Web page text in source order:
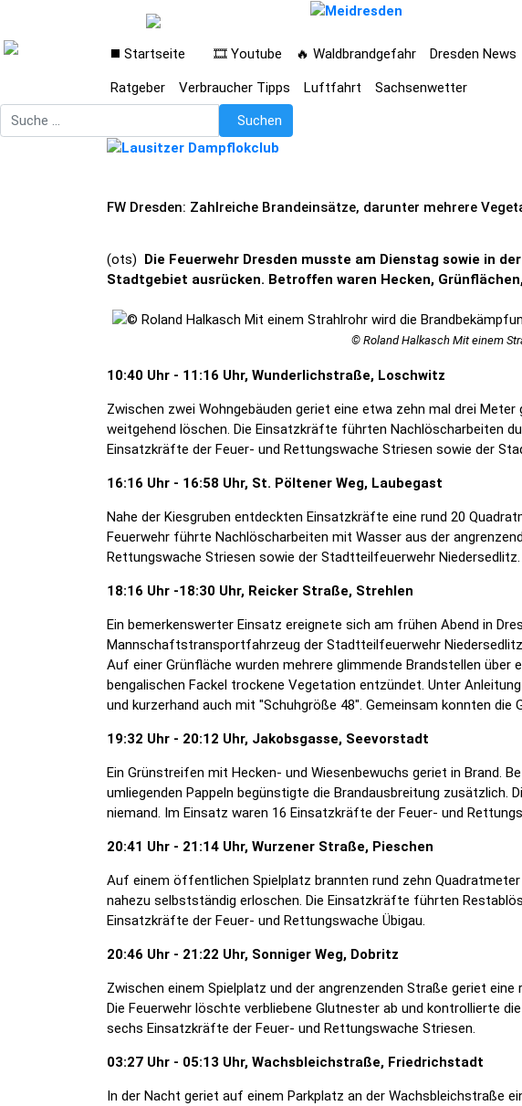
◼️ Startseite 🎞️ Youtube 🔥 Waldbrandgefahr Dresden News
Ratgeber Verbraucher Tipps Luftfahrt
Sachsenwetter
Suchen
Suchen
FW Dresden: Zahlreiche Brandeinsätze, darunter mehrere
(ots) Die Feuerwehr Dresden musste am Dienstag sowie in
Stadtgebiet ausrücken. Betroffen waren Hecken,
© Roland Halkasch Mit einem
10:40 Uhr - 11:16 Uhr, Wunderlichstraße, Loschwitz
Zwischen zwei Wohngebäuden geriet eine etwa zehn mal drei
weitgehend löschen. Die Einsatzkräfte führten Nachlöscharbeiten
Einsatzkräfte der Feuer- und Rettungswache Striesen sowie der
16:16 Uhr - 16:58 Uhr, St. Pöltener Weg, Laubegast
Nahe der Kiesgruben entdeckten Einsatzkräfte eine rund 20
Feuerwehr führte Nachlöscharbeiten mit Wasser aus der
Rettungswache Striesen sowie der Stadtteilfeuerwehr Niedersedlitz.
18:16 Uhr -18:30 Uhr, Reicker Straße, Strehlen
Ein bemerkenswerter Einsatz ereignete sich am frühen Abend in
Mannschaftstransportfahrzeug der Stadtteilfeuerwehr
Auf einer Grünfläche wurden mehrere glimmende Brandstellen
bengalischen Fackel trockene Vegetation entzündet. Unter
und kurzerhand auch mit "Schuhgröße 48". Gemeinsam konnten
19:32 Uhr - 20:12 Uhr, Jakobsgasse, Seevorstadt
Ein Grünstreifen mit Hecken- und Wiesenbewuchs geriet in Brand.
umliegenden Pappeln begünstigte die Brandausbreitung
niemand. Im Einsatz waren 16 Einsatzkräfte der Feuer- und
20:41 Uhr - 21:14 Uhr, Wurzener Straße, Pieschen
Auf einem öffentlichen Spielplatz brannten rund zehn
nahezu selbstständig erloschen. Die Einsatzkräfte führten
Einsatzkräfte der Feuer- und Rettungswache Übigau.
20:46 Uhr - 21:22 Uhr, Sonniger Weg, Dobritz
Zwischen einem Spielplatz und der angrenzenden Straße geriet
Die Feuerwehr löschte verbliebene Glutnester ab und kontrollierte
sechs Einsatzkräfte der Feuer- und Rettungswache Striesen.
03:27 Uhr - 05:13 Uhr, Wachsbleichstraße, Friedrichstadt
In der Nacht geriet auf einem Parkplatz an der Wachsbleichstraße